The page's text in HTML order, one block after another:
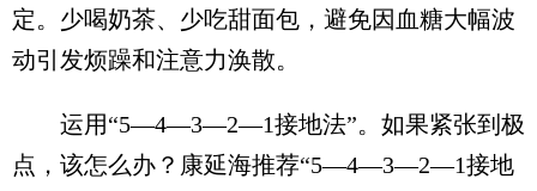
定。少喝奶茶、少吃甜面包，避免因血糖大幅波
动引发烦躁和注意力涣散。
运用“5—4—3—2—1接地法”。如果紧张到极
点，该怎么办？康延海推荐“5—4—3—2—1接地